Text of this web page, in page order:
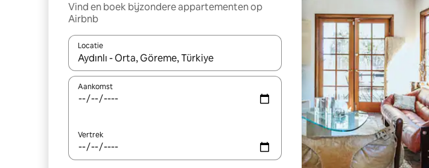
Vind en boek bijzondere appartementen op
Airbnb
Locatie
Wanneer er suggesties beschikbaar zijn, maak je een keuze met je de pijltjestoetsen
Aankomst
Vertrek